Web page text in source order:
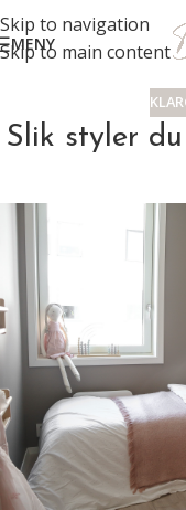
Skip to navigation
Skip to main content
MENY
Slik styler